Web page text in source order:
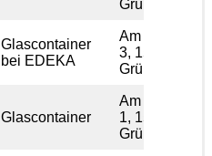
Grünheide
Glascontainer
bei EDEKA
Am Marktplatz
3, 15537
Grünheide
Glascontainer
Am
1, 15537
Grünheide